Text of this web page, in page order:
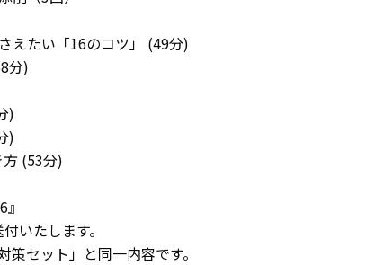
えたい「16のコツ」 (49分)
分)
)
)
(53分)
いたします。
セット」と同一内容です。